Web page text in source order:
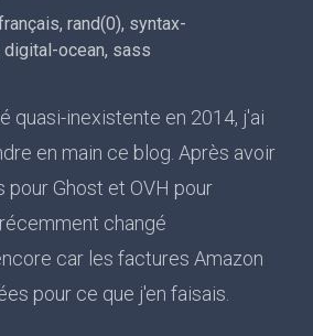
, rand(0), syntax-
digital-ocean, sass
quasi-inexistente en 2014, j'ai
en main ce blog. Après avoir
Ghost et OVH pour
changé
car les factures Amazon
pour ce que j'en faisais.